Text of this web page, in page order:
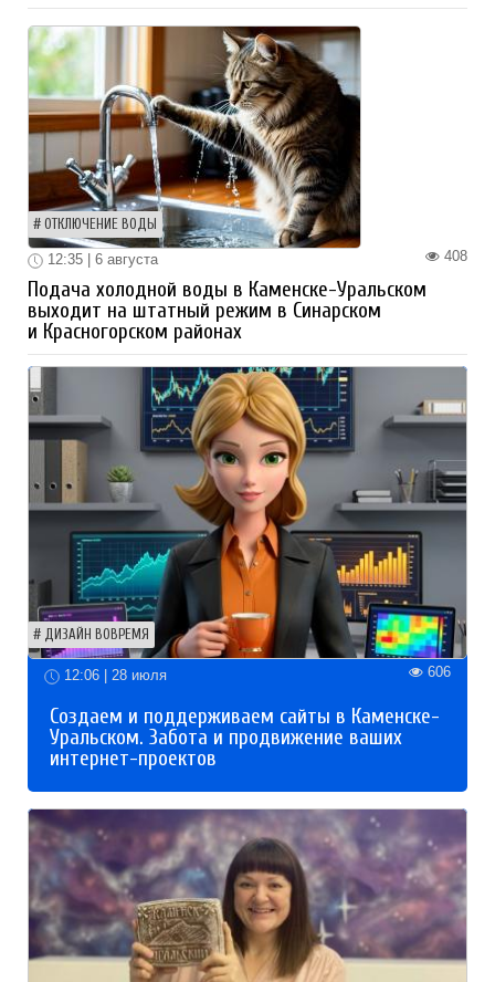
ОТКЛЮЧЕНИЕ ВОДЫ
408
12:35 | 6 августа
Подача холодной воды в Каменске-Уральском
выходит на штатный режим в Синарском
и Красногорском районах
ДИЗАЙН ВОВРЕМЯ
12:06 | 28 июля 606
Создаем и поддерживаем сайты в Каменске-
Уральском. Забота и продвижение ваших
интернет-проектов